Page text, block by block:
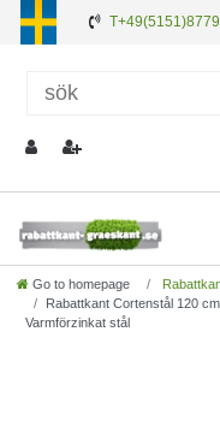
Go to homepage
Rabattkant Cortenstål 120
Varmförzinkat stål